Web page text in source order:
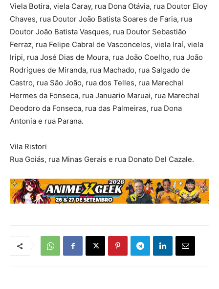
Viela Botira, viela Caray, rua Dona Otávia, rua Doutor Eloy
Chaves, rua Doutor João Batista Soares de Faria, rua
Doutor João Batista Vasques, rua Doutor Sebastião
Ferraz, rua Felipe Cabral de Vasconcelos, viela Iraí, viela
Iripi, rua José Dias de Moura, rua João Coelho, rua João
Rodrigues de Miranda, rua Machado, rua Salgado de
Castro, rua São João, rua dos Telles, rua Marechal
Hermes da Fonseca, rua Januario Maruai, rua Marechal
Deodoro da Fonseca, rua das Palmeiras, rua Dona
Antonia e rua Parana.
Vila Ristori
Rua Goiás, rua Minas Gerais e rua Donato Del Cazale.